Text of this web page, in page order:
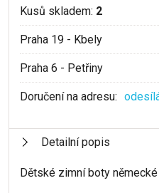
Kusů skladem: 2
Praha 19 - Kbely
Praha 6 - Petřiny
Doručení na adresu:
Detailní popis
Dětské zimní boty